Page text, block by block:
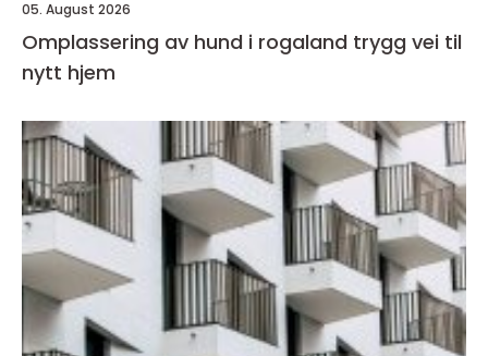
05. August 2026
Omplassering av hund i rogaland trygg vei til
nytt hjem